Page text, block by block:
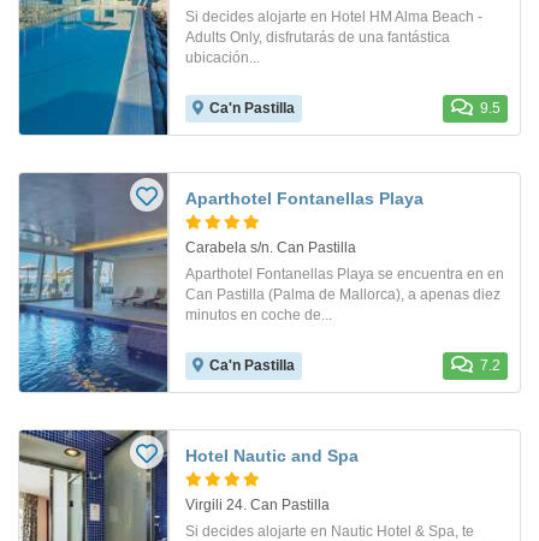
Si decides alojarte en Hotel HM Alma Beach -
Adults Only, disfrutarás de una fantástica
ubicación...
Ca'n Pastilla 9.5
Aparthotel Fontanellas Playa
Carabela s/n. Can Pastilla
Aparthotel Fontanellas Playa se encuentra en en
Can Pastilla (Palma de Mallorca), a apenas diez
minutos en coche de...
Ca'n Pastilla 7.2
Hotel Nautic and Spa
Virgili 24. Can Pastilla
Si decides alojarte en Nautic Hotel & Spa, te